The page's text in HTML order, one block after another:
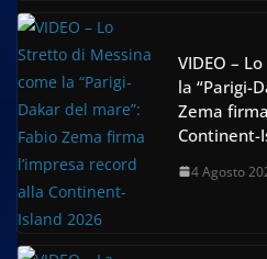
VIDEO –
la “Parigi-
Zema
Continent-
4 Agosto